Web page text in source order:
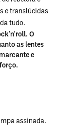
e translúcidas
tudo.
O
as lentes
e
assinada.